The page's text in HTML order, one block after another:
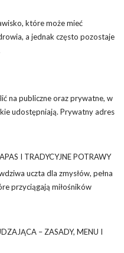
które może mieć
a jednak często pozostaje
na publiczne oraz prywatne, w
udostępniają. Prywatny adres
I TRADYCYJNE POTRAWY
uczta dla zmysłów, pełna
przyciągają miłośników
– ZASADY, MENU I